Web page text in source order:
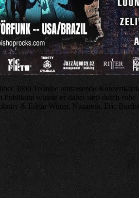
3000 Termine umfassende
Publikum wusste er dabei stets durch
& Edgar Winter, Nazareth, Eric